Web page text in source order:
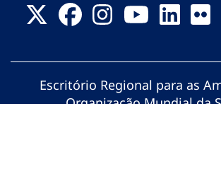
Escritório Regional para as
Organização Mundial da